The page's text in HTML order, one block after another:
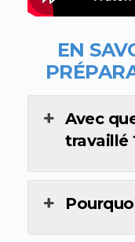
EN
PR
Avec
travaillé